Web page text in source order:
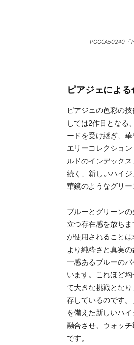
PGG0A50240「
ピアジェによ
ピアジェの色彩の
しては2作目となる
ードを受け継ぎ、
エリーコレクショ
ルドのインデック
続く、新しいハイ
華鏡のようなグリー
ブルーとグリーン
立つ存在感を放ち
が使用されること
より純粋さと真実
一感あるブルーの
います。これほど
て大きな挑戦とな
存しているのです
を備えた新しいハ
融合させ、ウォッ
です。